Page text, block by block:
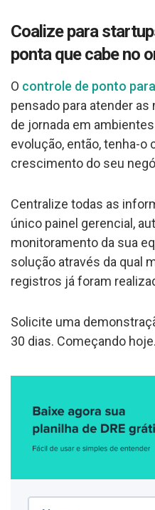
Coalize para
ponta que cabe no
O controle de ponto
pensado para atender
de jornada em
evolução, então, tenha-o
crescimento do seu
Centralize todas as
único painel gerencial,
monitoramento da sua
solução através da qual
registros já foram
Solicite uma
30 dias. Começando hoje.